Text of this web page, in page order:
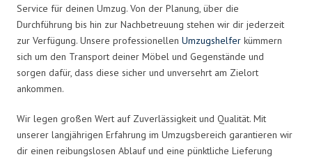
Service für deinen Umzug. Von der Planung, über die
Durchführung bis hin zur Nachbetreuung stehen wir dir jederzeit
zur Verfügung. Unsere professionellen Umzugshelfer kümmern
sich um den Transport deiner Möbel und Gegenstände und
sorgen dafür, dass diese sicher und unversehrt am Zielort
ankommen.
Wir legen großen Wert auf Zuverlässigkeit und Qualität. Mit
unserer langjährigen Erfahrung im Umzugsbereich garantieren wir
dir einen reibungslosen Ablauf und eine pünktliche Lieferung